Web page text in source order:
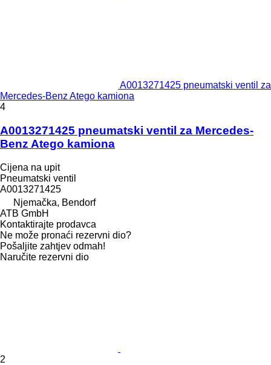
A0013271425 pneumatski ventil za
Mercedes-Benz Atego kamiona
4
A0013271425 pneumatski ventil za Mercedes-
Benz Atego kamiona
Cijena na upit
Pneumatski ventil
A0013271425
Njemačka, Bendorf
ATB GmbH
Kontaktirajte prodavca
Ne može pronaći rezervni dio?
Pošaljite zahtjev odmah!
Naručite rezervni dio
2